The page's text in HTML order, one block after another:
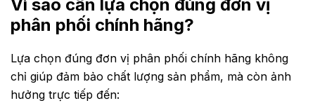
Vì sao cần lựa chọn đúng đơn vị
phân phối chính hãng?
Lựa chọn đúng đơn vị phân phối chính hãng không
chỉ giúp đảm bảo chất lượng sản phẩm, mà còn ảnh
hưởng trực tiếp đến: